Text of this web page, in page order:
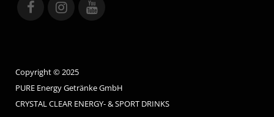
Copyright © 2025
PURE Energy Getränke GmbH
CRYSTAL CLEAR ENERGY- & SPORT DRINKS